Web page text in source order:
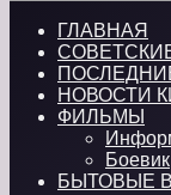
ГЛАВНАЯ
НОВОСТИ
ФИЛЬМЫ
Боевик
БЫТОВЫЕ